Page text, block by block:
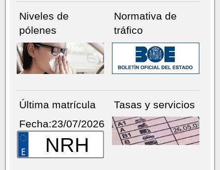
Niveles de
pólenes
Normativa de
tráfico
Última matrícula
Fecha:23/07/2026
NRH
Tasas y servicios